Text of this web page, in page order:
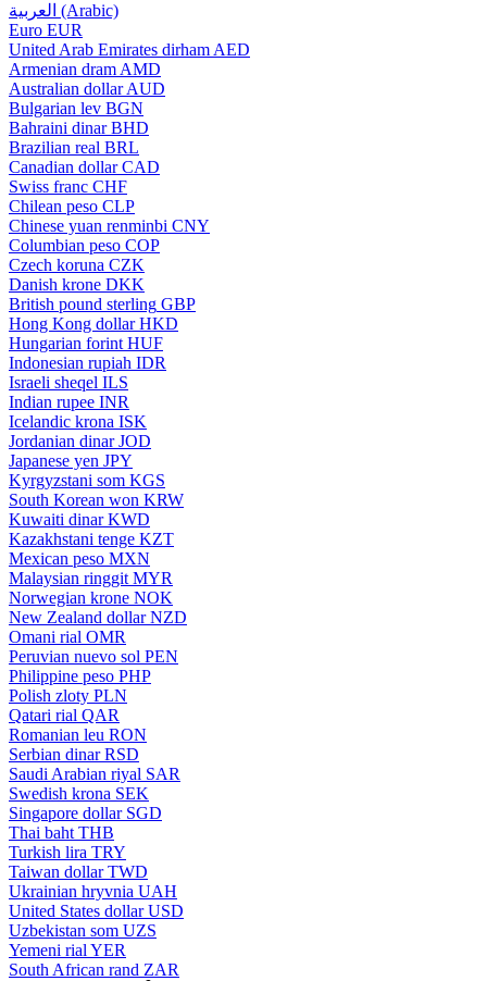
العربية (Arabic)
Euro EUR
United Arab Emirates dirham AED
Armenian dram AMD
Australian dollar AUD
Bulgarian lev BGN
Bahraini dinar BHD
Brazilian real BRL
Canadian dollar CAD
Swiss franc CHF
Chilean peso CLP
Chinese yuan renminbi CNY
Columbian peso COP
Czech koruna CZK
Danish krone DKK
British pound sterling GBP
Hong Kong dollar HKD
Hungarian forint HUF
Indonesian rupiah IDR
Israeli sheqel ILS
Indian rupee INR
Icelandic krona ISK
Jordanian dinar JOD
Japanese yen JPY
Kyrgyzstani som KGS
South Korean won KRW
Kuwaiti dinar KWD
Kazakhstani tenge KZT
Mexican peso MXN
Malaysian ringgit MYR
Norwegian krone NOK
New Zealand dollar NZD
Omani rial OMR
Peruvian nuevo sol PEN
Philippine peso PHP
Polish zloty PLN
Qatari rial QAR
Romanian leu RON
Serbian dinar RSD
Saudi Arabian riyal SAR
Swedish krona SEK
Singapore dollar SGD
Thai baht THB
Turkish lira TRY
Taiwan dollar TWD
Ukrainian hryvnia UAH
United States dollar USD
Uzbekistan som UZS
Yemeni rial YER
South African rand ZAR